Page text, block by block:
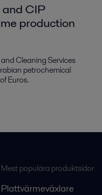
CIP
production
Cleaning Services
petrochemical
Euros.
Mest populära produktsidor
Plattvärmeväxlare